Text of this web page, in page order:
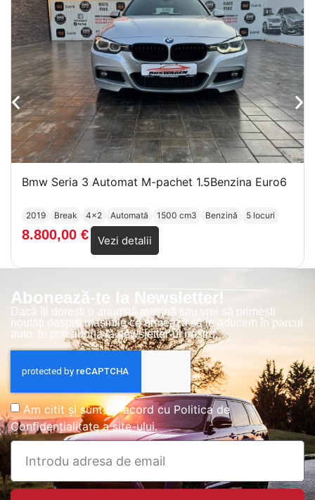
Bmw Seria 3 Automat M-pachet 1.5Benzina Euro6
2019 Break 4x2 Automată 1500 cm3 Benzină 5 locuri
8.800,00 € Vezi detalii
Abonează-te la Newsletter!
Dacă îți dorești o anumită mașină sau vrei să primești
noutăți despre mașinile ce urmează să le aducem în parcul
auto, te poți abona la newsletter-ul nostru.
Am citit și sunt de acord cu Politica de
Confidențialitatea site-ului.